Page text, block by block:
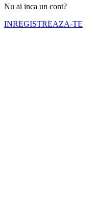
Nu ai inca un cont?
INREGISTREAZA-TE